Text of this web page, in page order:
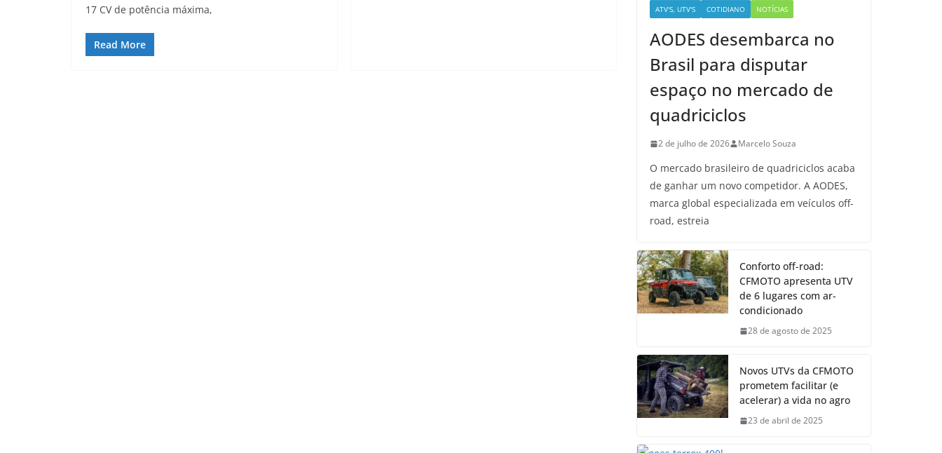
17 CV de potência máxima,
Read More
ATV'S, UTV'S COTIDIANO NOTÍCIAS
AODES desembarca no
Brasil para disputar
espaço no mercado de
quadriciclos
2 de julho de 2026 Marcelo Souza
O mercado brasileiro de quadriciclos acaba
de ganhar um novo competidor. A AODES,
marca global especializada em veículos off-
road, estreia
Conforto off-road:
CFMOTO apresenta UTV
de 6 lugares com ar-
condicionado
28 de agosto de 2025
Novos UTVs da CFMOTO
prometem facilitar (e
acelerar) a vida no agro
23 de abril de 2025